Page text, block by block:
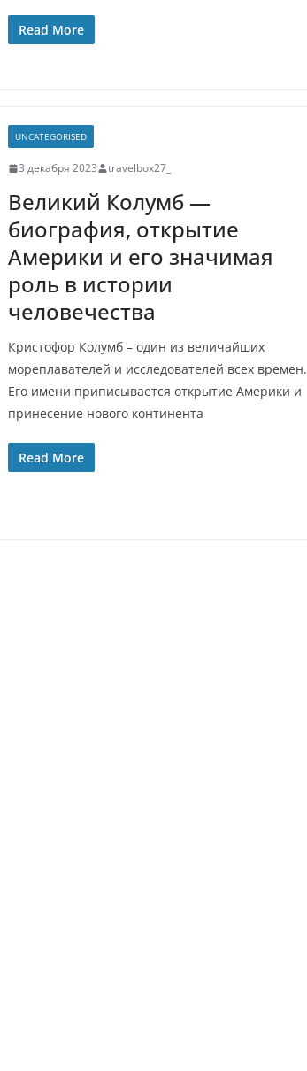
Read More
UNCATEGORISED
3 декабря 2023 travelbox27_
Великий Колумб —
биография, открытие
Америки и его значимая
роль в истории
человечества
Кристофор Колумб – один из величайших
мореплавателей и исследователей всех времен.
Его имени приписывается открытие Америки и
принесение нового континента
Read More